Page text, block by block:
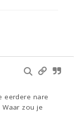
eerdere nare
zou je